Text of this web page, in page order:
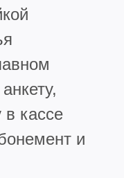
в кассе
и